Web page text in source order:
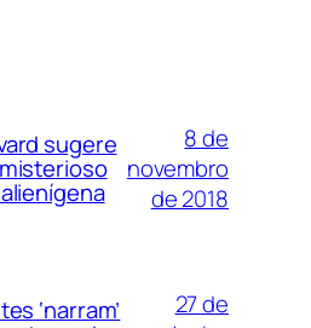
sugere
8 de
novembro
de 2018
‘narram’
27 de